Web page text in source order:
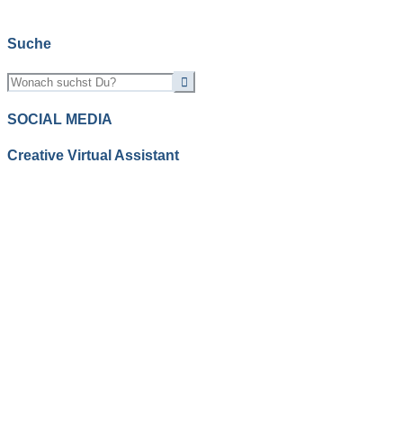
Suche
SOCIAL MEDIA
Creative Virtual Assistant